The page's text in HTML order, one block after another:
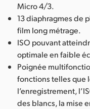
Micro 4/3.
13 diaphragmes de
film long métrage.
ISO pouvant
optimale en faible
Poignée
fonctions telles que
l’enregistrement,
des blancs, la mise